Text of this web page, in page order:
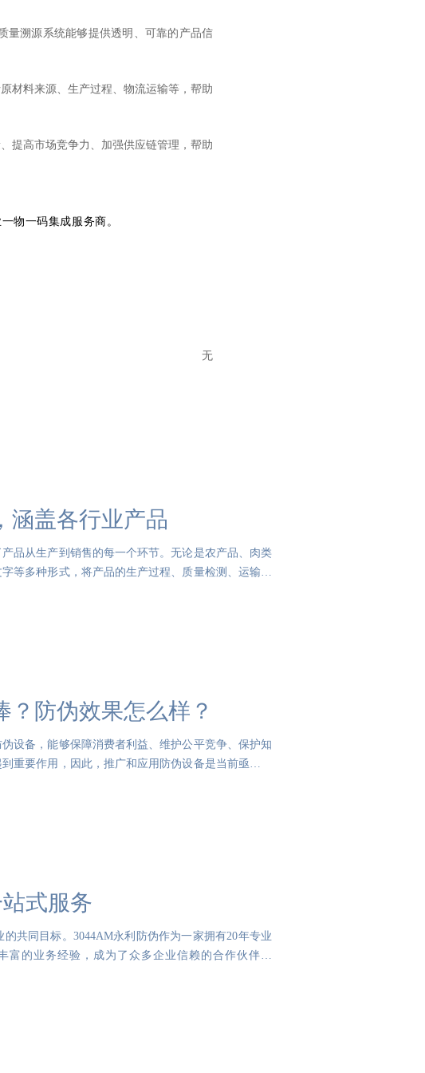
量溯源系统能够提供透明、可靠的产品信
材料来源、生产过程、物流运输等，帮助
提高市场竞争力、加强供应链管理，帮助
物一码集成服务商。
无
涵盖各行业产品
品从生产到销售的每一个环节。无论是农产品、肉类
等多种形式，将产品的生产过程、质量检测、运输环
？防伪效果怎么样？
设备，能够保障消费者利益、维护公平竞争、保护知
重要作用，因此，推广和应用防伪设备是当前亟待解
式服务
共同目标。3044AM永利防伪作为一家拥有20年专业
富的业务经验，成为了众多企业信赖的合作伙伴。